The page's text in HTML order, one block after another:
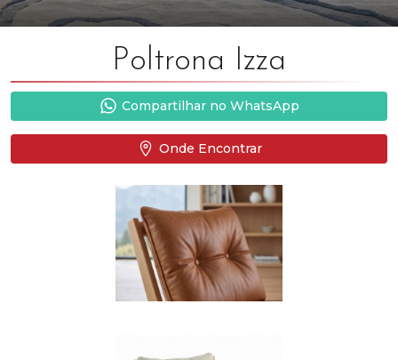
Poltrona Izza
Compartilhar no WhatsApp
Onde Encontrar